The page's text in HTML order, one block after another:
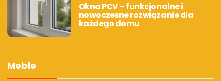
Okna PCV – funkcjonalne i
nowoczesne rozwiązanie dla
każdego domu
Meble